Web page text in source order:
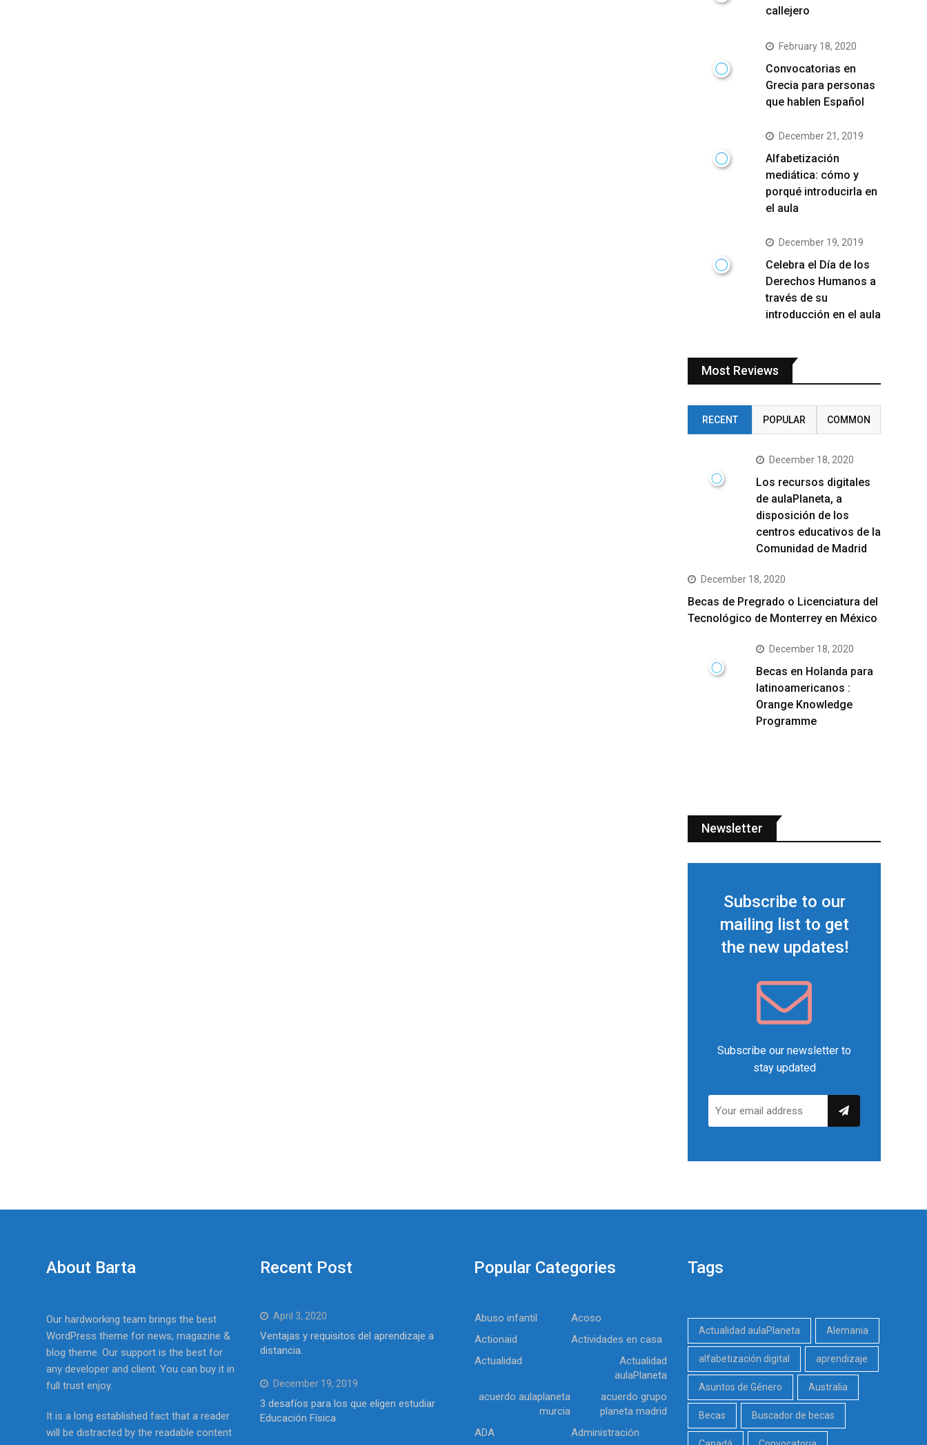
callejero
February 18, 2020
Convocatorias en
Grecia para personas
que hablen Español
December 21, 2019
Alfabetización
mediática: cómo y
porqué introducirla en
el aula
December 19, 2019
Celebra el Día de los
Derechos Humanos a
través de su
introducción en el aula
Most Reviews
RECENT POPULAR COMMON
December 18, 2020
Los recursos digitales
de aulaPlaneta, a
disposición de los
centros educativos de la
Comunidad de Madrid
December 18, 2020
Becas de Pregrado o Licenciatura del
Tecnológico de Monterrey en México
December 18, 2020
Becas en Holanda para
latinoamericanos :
Orange Knowledge
Programme
Newsletter
Subscribe to our
mailing list to get
the new updates!
Subscribe our newsletter to
stay updated
About Barta
Our hardworking team brings the best
WordPress theme for news, magazine &
blog theme. Our support is the best for
any developer and client. You can buy it in
full trust enjoy.
It is a long established fact that a reader
will be distracted by the readable content
Recent Post
April 3, 2020
Ventajas y requisitos del aprendizaje a
distancia.
December 19, 2019
3 desafíos para los que eligen estudiar
Educación Física
Popular Categories
Abuso infantil
Acoso
Actionaid
Actividades en casa
Actualidad
Actualidad
aulaPlaneta
acuerdo aulaplaneta
murcia
acuerdo grupo
planeta madrid
ADA
Administración
Tags
Actualidad aulaPlaneta Alemania
alfabetización digital aprendizaje
Asuntos de Género Australia
Becas Buscador de becas